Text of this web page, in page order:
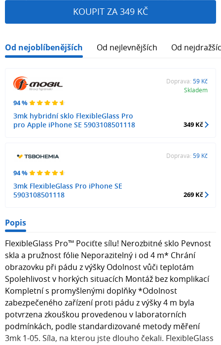
KOUPIT ZA 349 KČ
Od nejoblíbenějších Od nejlevnějších Od
94 %
3mk hybridní sklo FlexibleGlass Pro
pro Apple iPhone SE 5903108501118
Doprava: 59 Kč
Skladem
349 Kč
94 %
3mk FlexibleGlass Pro iPhone SE
5903108501118
Doprava: 59 Kč
269 Kč
Popis
FlexibleGlass Pro™ Pociťte sílu! Nerozbitné sklo Pevnost
skla a pružnost fólie Neporazitelný i od 4 m* Chrání
obrazovku při pádu z výšky Odolnost vůči teplotám
Spolehlivost v horkých situacích Montáž bez komplikací
Kompletní s promyšlenými doplňky *Odolnost
zabezpečeného zařízení proti pádu z výšky 4 m byla
potvrzena zkouškou provedenou v laboratorních
podmínkách, podle standardizované metody měření
3mk 1-05. Síla, na kterou jste dlouho čekali. FlexibleGlass